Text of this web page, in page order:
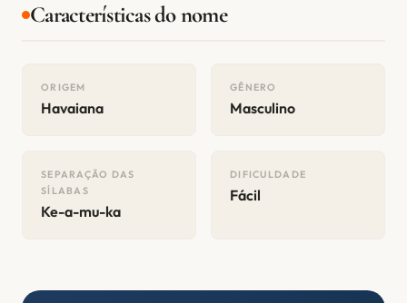
Características do nome
ORIGEM
Havaiana
GÊNERO
Masculino
SEPARAÇÃO DAS
SÍLABAS
Ke-a-mu-ka
DIFICULDADE
Fácil